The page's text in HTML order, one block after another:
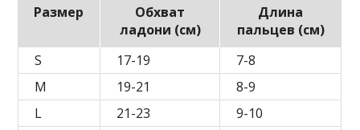
Размер
Обхват
ладони (см)
Длина
пальцев (см)
S
17-19
7-8
M
19-21
8-9
L
21-23
9-10